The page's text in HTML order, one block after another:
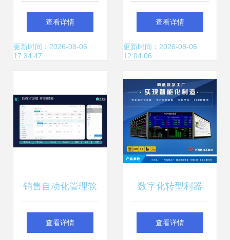
软件公司 专业
CRM系统与软件开
查看详情
更新时间：2026-08-06
17:34:47
智能化软件开发引
领畜牧业新纪元
查看详情
更新时间：2026-08-06
12:04:06
销售自动化管理软
件 定义与核心优势
查看详情
数字化转型利器
SOP作业指导书系
查看详情